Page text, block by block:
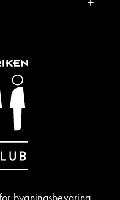
bygningsbevaring